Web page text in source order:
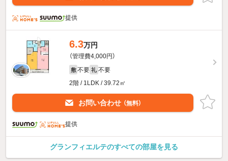
提供
6.3万円
（管理費4,000円）
敷 不要 礼 不要
2階 / 1LDK / 39.72㎡
お問い合わせ （無料）
提供
グランフィエルテのすべての部屋を見る